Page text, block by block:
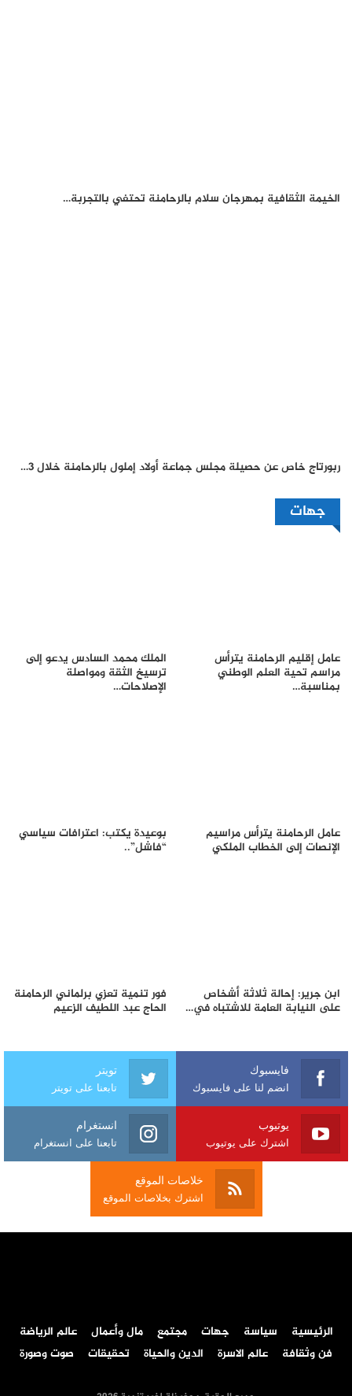
الخيمة الثقافية بمهرجان سلام بالرحامنة تحتفي بالتجربة…
ربورتاج خاص عن حصيلة مجلس جماعة أولاد إملول بالرحامنة خلال 3…
جهات
عامل إقليم الرحامنة يترأس
مراسم تحية العلم الوطني
بمناسبة…
الملك محمد السادس يدعو إلى
ترسيخ الثقة ومواصلة
الإصلاحات…
عامل الرحامنة يترأس مراسيم
الإنصات إلى الخطاب الملكي
بوعيدة يكتب: اعترافات سياسي
“فاشل”..
ابن جرير: إحالة ثلاثة أشخاص
على النيابة العامة للاشتباه في…
فور تنمية تعزي برلماني الرحامنة
الحاج عبد اللطيف الزعيم
فايسبوك
انضم لنا على فايسبوك
تويتر
تابعنا على تويتر
يوتيوب
اشترك على يوتيوب
انستغرام
تابعنا على انستغرام
خلاصات الموقع
اشترك بخلاصات الموقع
الرئيسية سياسة جهات مجتمع مال وأعمال
عالم الرياضة
فن وثقافة
عالم الاسرة الدين والحياة تحقيقات صوت وصورة